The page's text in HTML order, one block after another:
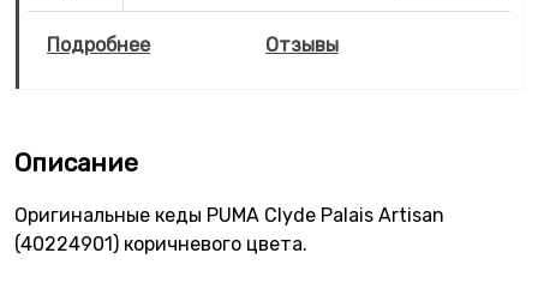
Подробнее Отзывы
Описание
Оригинальные кеды PUMA Clyde Palais Artisan
(40224901) коричневого цвета.